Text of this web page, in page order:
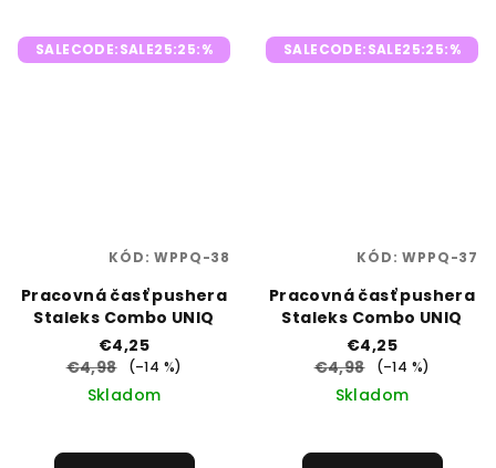
SALECODE:SALE25:25:%
Pracovná časť pushera
Staleks Combo UNIQ
€4,25
€4,98
(–14 %)
Skladom
KÓD:WPPQ-38
SALECODE:SALE25:25:%
Pracovná časť pushera
Staleks Combo UNIQ
€4,25
€4,98
(–14 %)
Skladom
KÓD:WPPQ-37